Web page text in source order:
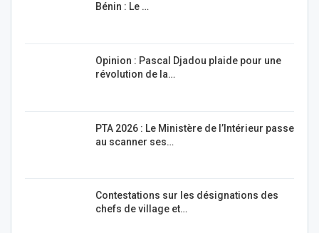
Bénin : Le …
Opinion : Pascal Djadou plaide pour une
révolution de la…
PTA 2026 : Le Ministère de l’Intérieur passe
au scanner ses…
Contestations sur les désignations des
chefs de village et…